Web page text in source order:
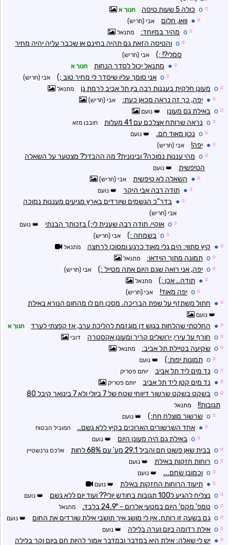
☼
o כולה 5 שעות טיסה חנוך א
☼
● וואו, חלום אבי (חריש)
☼
o מהיר במיוחד: מתנאל
☼
o והטיסה הזאת גם תהיה בחינם או שכבר עליה יהיה מחיר
סמלי?! :)
אבי (חריש)
☼
● מתנאל יכול לסדר הנחות חנוך א
☼
o אני סומך עליו שיסדר לי מחיר טוב ;) אבי (חריש)
☼
o מעונן חלקית בעננות רבה בין תל אביב לרמת גן מתנאל
☼
● יפה, כך זה נראה מכאן כעת: אבי (חריש)
☼
o באילת גם מעונן נועם
☼
o נראה שרותח אצלכם עם 41 מעלות חובבן מזא
☼
o נכון מאוד חם. נועם
☼
● יפה! אבי (חריש)
☼
o מהי עננות נמוכה? ובינונית? מה ההבדל? מצטער על השאלה
הטיפשית
נועם
☼
● השאלה לא טיפשית אבי (חריש)
☼
● תודה רבה אבי היקר נועם
☼
● בדר"כ הגשמים שיורדים בארץ מגיעים מעננות נמוכה
אבי (חריש)
☼
o אוקיי. תודה רבה שענית לי:) בזכותך הבנתי נועם
☼
o בשמחה :) אבי (חריש)
☼
● קיץ סתווי: הים גלי מאוד כרגע ומסוכן לרחצה מתנאל
☼
o תמונה מתוך הוידאו: מתנאל
☼
o יפה, אני רואה שגם היום אתה מטייל :) אבי (חריש)
☼
● תודה.. אכן :) מתנאל
☼
o יפה מאוד! אבי (חריש)
☼
● חתול משתזף על שפת הבריכה. מסכן חם לו מהחום הנורא באילת
נועם
☼
● החלטתי שהלחות בגוש דן מוגזמת להליכת ערב, אז קפצתי לערד חנוך א
☼
o חורף על עירי, ירושלים קריר ומעונן אקסטרה דובי
☼
o שקיעה בטיילת תל אביב: מתנאל
☼
o תמונות יפות:) נועם
☼
o נד מים ליד תל אביב יותם פטריק
☼
● נד מים קטן ליד תל אביב יותם פטריק
☼
o
בשקט בשקט שרשור דיווחי שטח של 7 ביולי ולא 7 בינואר קיבל 80
תגובות!!
מתנאל
☼
o שרשור מוצלח חח:) נועם
☼
● אחד השרשורים הארוכים בקיץ ללא גשם.. המוביל הבטוח
☼
o באילת גם היה מעונן היום נועם
☼
o בבית שאן פשוט חם והביל 29.1 מע' עם 68% לחות אלכס גרנשטיין
☼
o רוחות חזקות באילת נועם
☼
o וכמובן שחם... נועם
☼
● תיעוד הרוחות החזקות באילת נועם
☼
o נצליח להגיע ל100 תגובות בחודש יולי?? ועוד יום ללא גשם נועם
☼
o טמפ' מקס' היום במטעי אלרום - 24.9° בלבד. מתנאל
☼
o גם בשעה זו רותח. אין לי מושג איך תושבי אילת שורדים את החום נועם
☼
o אילת רדומה ביום וערה בלילה נועם
☼
● יש לי שאלה: אילת היא במדבר ובמדבר אמור להיות חם ביום וקר בלילה